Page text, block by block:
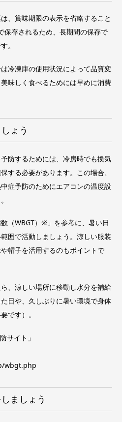
、賞味期限の表示を省略すること
存されるため、長期間の保存で
。
冷凍庫の使用状況によって品質変
味しく食べるためには早めに消費
ょう
防するためには、冷房時でも換気
する必要があります。この場合、
症予防のためにエアコンの温度設
（WBGT）※」を参考に、暑い日
囲で活動しましょう。涼しい服装
帽子を活用するのもポイントで
、涼しい場所に移動し水分を補給
日や、久しぶりに暑い環境で身体
です）。
サイト」
wbgt.php
ましょう